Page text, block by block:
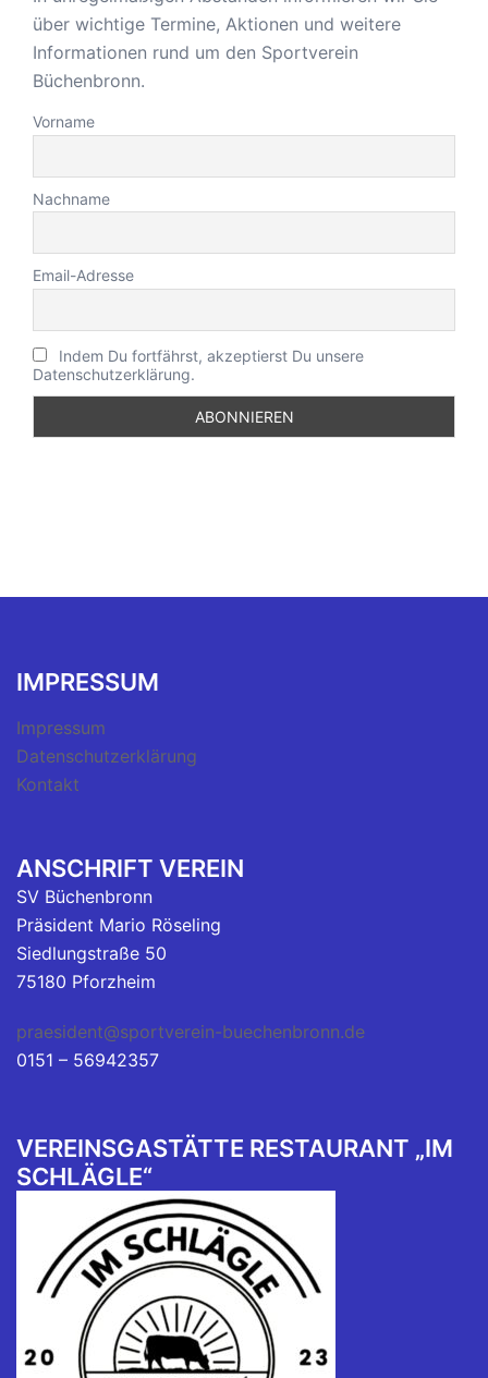
über wichtige Termine, Aktionen und weitere
Informationen rund um den Sportverein
Büchenbronn.
Vorname
Nachname
Email-Adresse
Indem Du fortfährst, akzeptierst Du unsere
Datenschutzerklärung.
IMPRESSUM
Impressum
Datenschutzerklärung
Kontakt
ANSCHRIFT VEREIN
SV Büchenbronn
Präsident Mario Röseling
Siedlungstraße 50
75180 Pforzheim
praesident@sportverein-buechenbronn.de
0151 – 56942357
VEREINSGASTÄTTE RESTAURANT „IM
SCHLÄGLE“